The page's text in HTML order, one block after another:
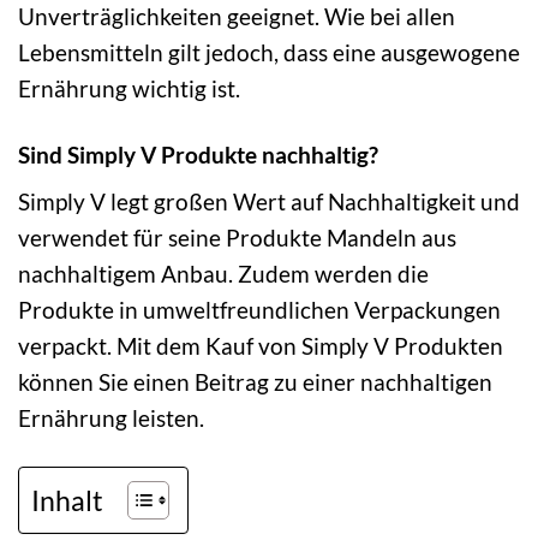
Unverträglichkeiten geeignet. Wie bei allen
Lebensmitteln gilt jedoch, dass eine ausgewogene
Ernährung wichtig ist.
Sind Simply V Produkte nachhaltig?
Simply V legt großen Wert auf Nachhaltigkeit und
verwendet für seine Produkte Mandeln aus
nachhaltigem Anbau. Zudem werden die
Produkte in umweltfreundlichen Verpackungen
verpackt. Mit dem Kauf von Simply V Produkten
können Sie einen Beitrag zu einer nachhaltigen
Ernährung leisten.
Inhalt